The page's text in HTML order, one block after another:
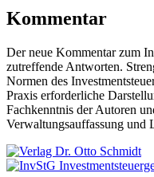
Kommentar
Der neue Kommentar zum
zutreffende Antworten.
Normen des
Praxis erforderliche
Fachkenntnis der Autoren
Verwaltungsauffassung und